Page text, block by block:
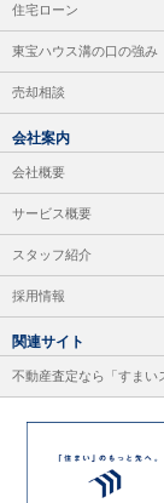
住宅ローン
東宝ハウス溝の口の強み
売却相談
会社案内
会社概要
サービス概要
スタッフ紹介
採用情報
関連サイト
不動産査定なら「すまい